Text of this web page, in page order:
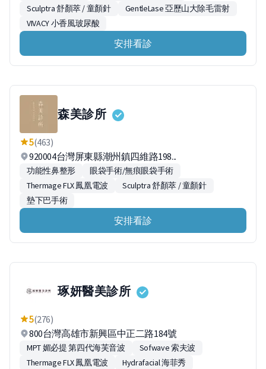
Sculptra 舒顏萃 / 童顏針
GentleLase 亞歷山大除毛雷射
VIVACY 小香風玻尿酸
安排看診
森美診所
5(463)
920004台灣屏東縣潮州鎮四維路198...
功能性鼻整形
眼袋手術/無痕眼袋手術
Thermage FLX 鳳凰電波
Sculptra 舒顏萃 / 童顏針
墊下巴手術
安排看診
琢妍醫美診所
5(276)
800台灣高雄市新興區中正二路184號
MPT 媚必提 第四代海芙音波
Sofwave 索夫波
Thermage FLX 鳳凰電波
Hydrafacial 海菲秀